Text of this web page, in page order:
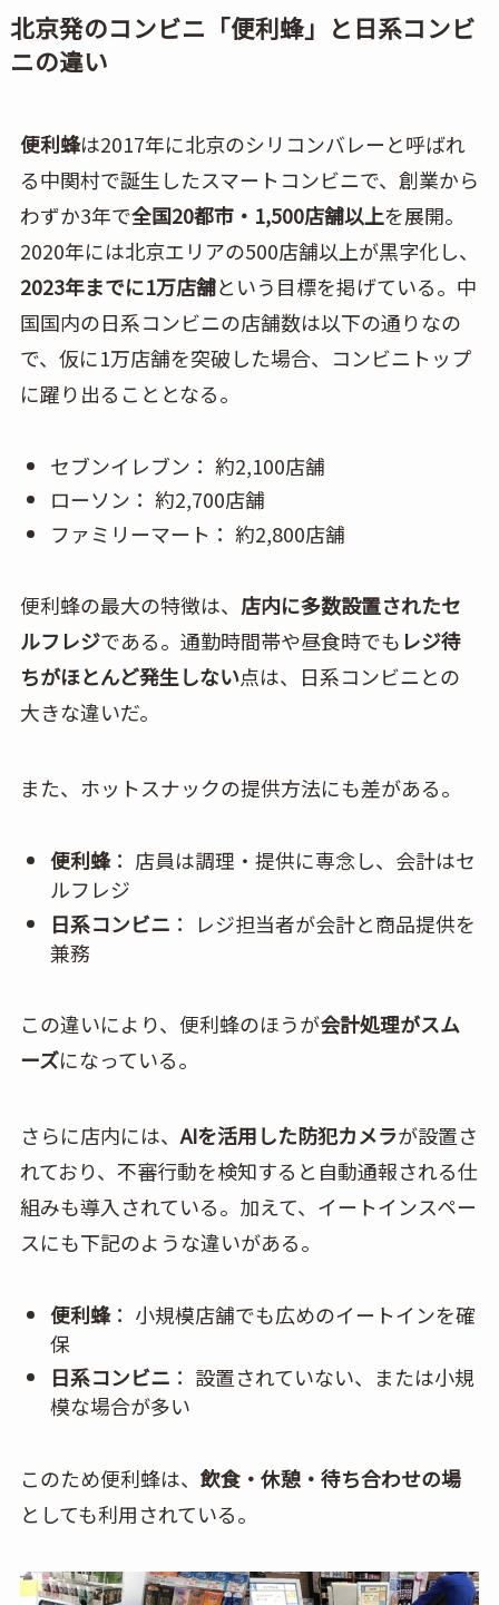
北京発のコンビニ「便利蜂」と日系コンビ
ニの違い
便利蜂は2017年に北京のシリコンバレーと呼ばれ
る中関村で誕生したスマートコンビニで、創業から
わずか3年で全国20都市・1,500店舗以上を展開。
2020年には北京エリアの500店舗以上が黒字化し、
2023年までに1万店舗という目標を掲げている。中
国国内の日系コンビニの店舗数は以下の通りなの
で、仮に1万店舗を突破した場合、コンビニトップ
に躍り出ることとなる。
セブンイレブン： 約2,100店舗
ローソン： 約2,700店舗
ファミリーマート： 約2,800店舗
便利蜂の最大の特徴は、 店内に多数設置されたセ
ルフレジである。通勤時間帯や昼食時でもレジ待
ちがほとんど発生しない点は、日系コンビニとの
大きな違いだ。
また、ホットスナックの提供方法にも差がある。
便利蜂： 店員は調理・提供に専念し、会計はセ
ルフレジ
日系コンビニ ： レジ担当者が会計と商品提供を
兼務
この違いにより、便利蜂のほうが会計処理がスム
ーズになっている。
さらに店内には、 AIを活用した防犯カメラが設置さ
れており、不審行動を検知すると自動通報される仕
組みも導入されている。加えて、イートインスペー
スにも下記のような違いがある。
便利蜂： 小規模店舗でも広めのイートインを確
保
日系コンビニ ： 設置されていない、または小規
模な場合が多い
このため便利蜂は、 飲食・休憩・待ち合わせの場
としても利用されている。